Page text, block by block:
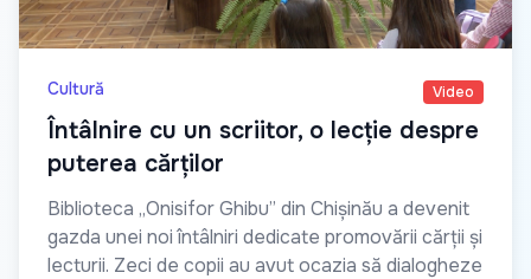
Cultură Video
Întâlnire cu un scriitor, o lecție despre
puterea cărților
Biblioteca „Onisifor Ghibu” din Chișinău a devenit
gazda unei noi întâlniri dedicate promovării cărții și
lecturii. Zeci de copii au avut ocazia să dialogheze